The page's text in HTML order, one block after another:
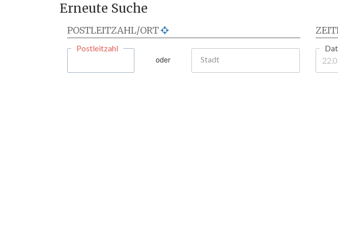
Erneute Suche
POSTLEITZAHL/ORT
Postleitzahl
oder Stadt